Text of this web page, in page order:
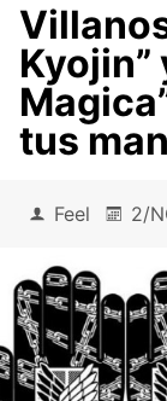
Kyojin”
tus
Feel 2/